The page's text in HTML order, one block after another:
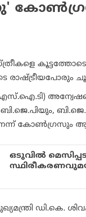
കൂട്ടത്തോടെ
കോണ്‍ഗ്രസും
ഒടുവില്‍
ഡി.കെ.